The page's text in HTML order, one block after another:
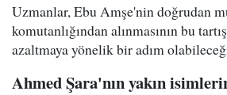
Uzmanlar, Ebu Amşe'nin doğrudan
komutanlığından alınmasının bu
azaltmaya yönelik bir adım
Ahmed Şara'nın yakın